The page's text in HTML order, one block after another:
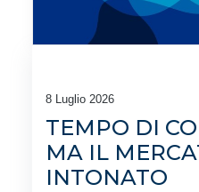
8 Luglio 2026
TEMPO DI
MA IL
INTONATO